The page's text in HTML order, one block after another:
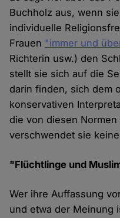
Buchholz aus, wenn
individuelle
Frauen "immer und
Richterin usw.) den
stellt sie sich auf die
darin finden, sich dem
konservativen
die von diesen
verschwendet sie
"Flüchtlinge und
Wer ihre Auffassung
und etwa der Meinung